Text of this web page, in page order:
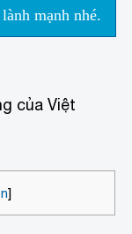
mạnh nhé.
của Việt
]